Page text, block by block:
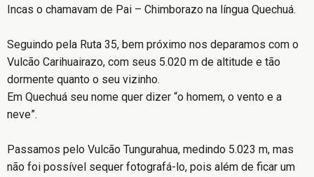
Incas o chamavam de Pai – Chimborazo na língua Quechuá.
Seguindo pela Ruta 35, bem próximo nos deparamos com o
Vulcão Carihuairazo, com seus 5.020 m de altitude e tão
dormente quanto o seu vizinho.
Em Quechuá seu nome quer dizer “o homem, o vento e a
neve”.
Passamos pelo Vulcão Tungurahua, medindo 5.023 m, mas
não foi possível sequer fotografá-lo, pois além de ficar um